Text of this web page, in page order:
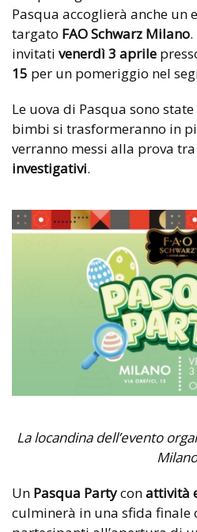
Pasqua accoglierà anche un
targato FAO Schwarz Milano
invitati venerdì 3 aprile
15 per un pomeriggio nel
Le uova di Pasqua sono
bimbi si trasformeranno in
verranno messi alla prova tra
investigativi.
La locandina dell’evento
Milano
Un Pasqua Partyconattività
culminerà in una sfida finale